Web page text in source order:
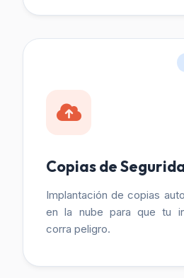
Copias de
Implantación de copias
en la nube para que tu
corra peligro.